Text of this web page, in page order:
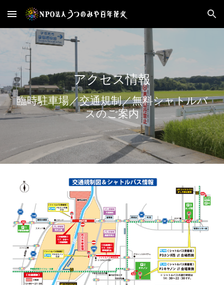
Skip to main content Skip to navigation
アクセス情報
臨時駐車場／交通規制／無料シャトルバ
スのご案内